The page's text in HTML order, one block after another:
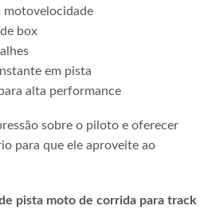
motovelocidade
box
em pista
alta performance
sobre o piloto e oferecer
para que ele aproveite ao
pista moto de corrida para track